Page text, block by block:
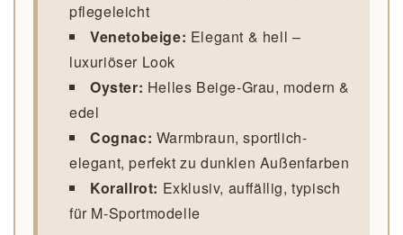
pflegeleicht
Venetobeige: Elegant & hell –
luxuriöser Look
Oyster: Helles Beige-Grau, modern &
edel
Cognac: Warmbraun, sportlich-
elegant, perfekt zu dunklen Außenfarben
Korallrot: Exklusiv, auffällig, typisch
für M-Sportmodelle